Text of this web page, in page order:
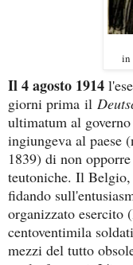
in
Il 4 agosto 1914
giorni prima il
ultimatum al
ingiungeva al paese
1839) di non
teutoniche. Il Belgio,
fidando
organizzato esercito
centoventimila
mezzi del tutto